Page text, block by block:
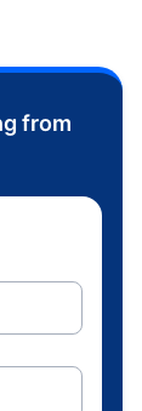
from